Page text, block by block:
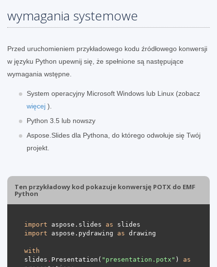
wymagania systemowe
Przed uruchomieniem przykładowego kodu źródłowego konwersji
w języku Python upewnij się, że spełnione są następujące
wymagania wstępne.
System operacyjny Microsoft Windows lub Linux (zobacz
więcej ).
Python 3.5 lub nowszy
Aspose.Slides dla Pythona, do którego odwołuje się Twój
projekt.
Ten przykładowy kod pokazuje konwersję POTX do EMF
Python
import aspose.slides as
import aspose.pydrawing as
with
slides . Presentation( "presentation.potx" ) as